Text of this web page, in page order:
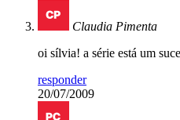
Claudia Pimenta
oi sílvia! a série está um
responder
20/07/2009